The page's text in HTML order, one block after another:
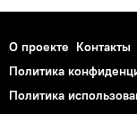
О проекте Контакты
Политика
Политика